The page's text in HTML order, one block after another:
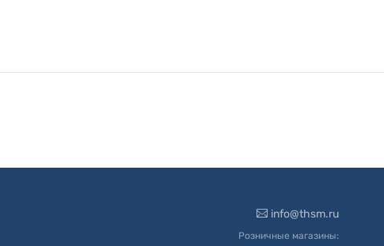
info@thsm.ru
Розничные магазины: